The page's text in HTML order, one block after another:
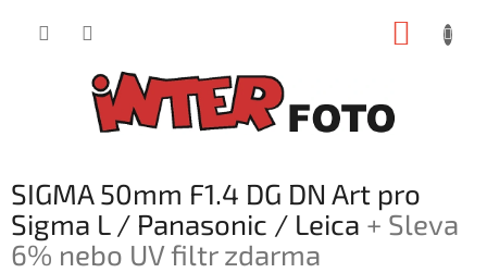
SIGMA 50mm F1.4 DG DN Art pro
Sigma L / Panasonic / Leica + Sleva
6% nebo UV filtr zdarma